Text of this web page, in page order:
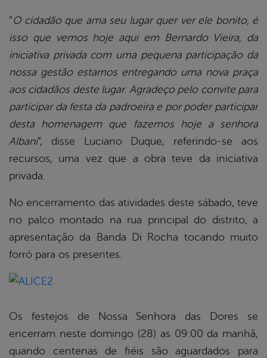
“O cidadão que ama seu lugar quer ver ele bonito, é
isso que vemos hoje aqui em Bernardo Vieira, da
iniciativa privada com uma pequena participação da
nossa gestão estamos entregando uma nova praça
aos cidadãos deste lugar. Agradeço pelo convite para
participar da festa da padroeira e por poder participar
desta homenagem que fazemos hoje a senhora
Albani”, disse Luciano Duque, referindo-se aos
recursos, uma vez que a obra teve da iniciativa
privada.
No encerramento das atividades deste sábado, teve
no palco montado na rua principal do distrito, a
apresentação da Banda Di Rocha tocando muito
forró para os presentes.
Os festejos de Nossa Senhora das Dores se
encerram neste domingo (28) as 09:00 da manhã,
quando centenas de fiéis são aguardados para